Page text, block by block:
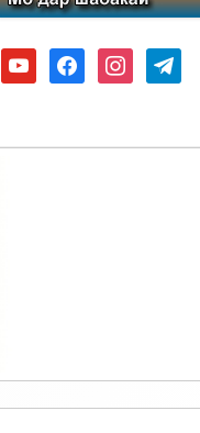
youtubefacebookinstagramtelegram